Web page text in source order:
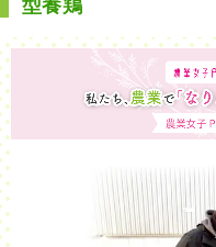
型養鶏